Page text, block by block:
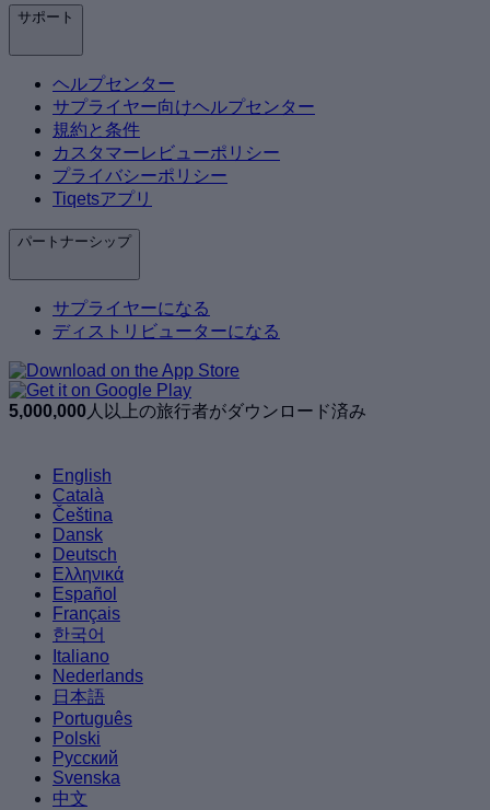
サポート
ヘルプセンター
サプライヤー向けヘルプセンター
規約と条件
カスタマーレビューポリシー
プライバシーポリシー
Tiqetsアプリ
パートナーシップ
サプライヤーになる
ディストリビューターになる
5,000,000 人以上の旅行者がダウンロード済み
English
Català
Čeština
Dansk
Deutsch
Ελληνικά
Español
Français
한국어
Italiano
Nederlands
日本語
Português
Polski
Русский
Svenska
中文